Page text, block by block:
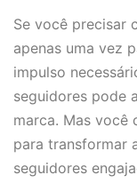
Se você precisar
apenas uma vez
impulso
seguidores pode
marca. Mas você
para transformar
seguidores